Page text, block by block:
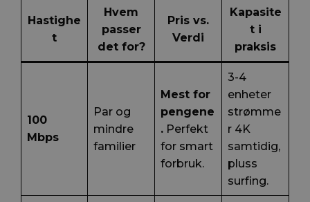
Hastighe
t
Hvem
passer
det for?
Pris vs.
Verdi
Kapasite
t i
praksis
100
Mbps
Par og
mindre
familier
Mest for
pengene
. Perfekt
for smart
forbruk.
3-4
enheter
strømme
r 4K
samtidig,
pluss
surfing.